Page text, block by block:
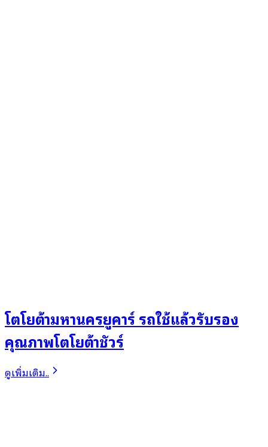
โตโยต้ามหานครยูคาร์ รถใช้แล้วรับรอง
คุณภาพโตโยต้าชัวร์
ดูเพิ่มเติม..